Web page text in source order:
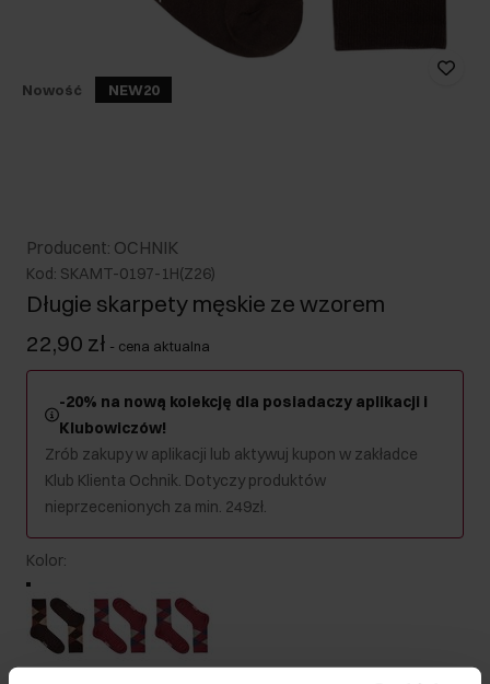
Nowość NEW20
Producent: OCHNIK
Kod: SKAMT-0197-1H(Z26)
Długie skarpety męskie ze wzorem
22,90 zł - cena aktualna
-20% na nową kolekcję dla posiadaczy aplikacji i
Klubowiczów!
Zrób zakupy w aplikacji lub aktywuj kupon w zakładce
Klub Klienta Ochnik. Dotyczy produktów
nieprzecenionych za min. 249zł.
Kolor: